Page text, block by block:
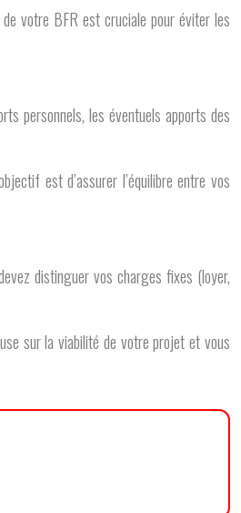
votre BFR est cruciale pour éviter les
personnels, les éventuels apports des
est d’assurer l’équilibre entre vos
distinguer vos charges fixes (loyer,
sur la viabilité de votre projet et vous